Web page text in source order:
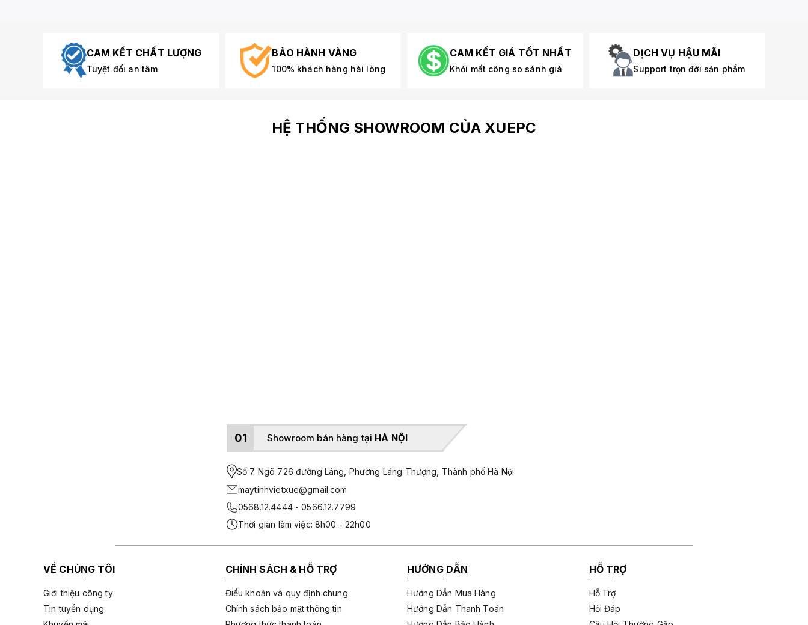
CAM KẾT CHẤT LƯỢNG
Tuyệt đối an tâm
BẢO HÀNH VÀNG
100% khách hàng hài lòng
CAM KẾT GIÁ TỐT NHẤT
Khỏi mất công so sánh giá
DỊCH VỤ HẬU MÃI
Support trọn đời sản phẩm
HỆ THỐNG SHOWROOM CỦA XUEPC
01 Showroom bán hàng tại HÀ NỘI
Số 7 Ngõ 726 đường Láng, Phường Láng Thượng, Thành phố Hà Nội
maytinhvietxue@gmail.com
0568.12.4444 - 0566.12.7799
Thời gian làm việc: 8h00 - 22h00
VỀ CHÚNG TÔI
Giới thiệu công ty
Tin tuyển dụng
CHÍNH SÁCH & HỖ TRỢ
Điều khoản và quy định chung
Chính sách bảo mật thông tin
HƯỚNG DẪN
Hướng Dẫn Mua Hàng
Hướng Dẫn Thanh Toán
HỖ TRỢ
Hỗ Trợ
Hỏi Đáp